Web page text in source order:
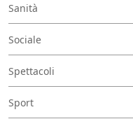
Sanità
Sociale
Spettacoli
Sport